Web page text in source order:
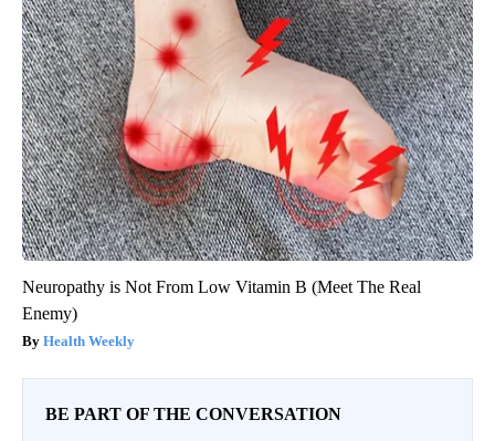
Neuropathy is Not From Low Vitamin B (Meet The Real
Enemy)
Health Weekly
BE PART OF THE CONVERSATION